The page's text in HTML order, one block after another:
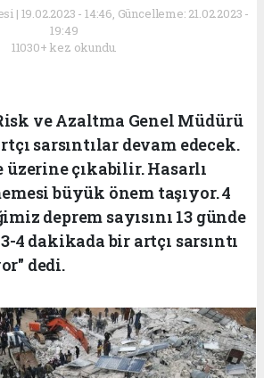
| 19.02.2023 - 14:46, Güncelleme: 21.02.2023 -
19:49
11030+ kez okundu.
ve Azaltma Genel Müdürü
sarsıntılar devam edecek.
üzerine çıkabilir. Hasarlı
büyük önem taşıyor. 4
deprem sayısını 13 günde
4 dakikada bir artçı sarsıntı
dedi.